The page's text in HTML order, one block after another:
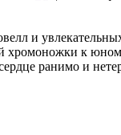
и
к
ранимо и